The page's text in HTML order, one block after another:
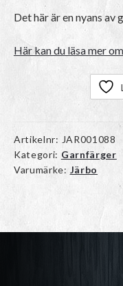
Det här är en nyans av
Här kan du läsa mer
Artikelnr: JAR001088
Kategori: Garnfärger
Varumärke: Järbo